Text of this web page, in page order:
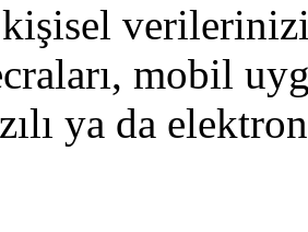
mobil
ya da